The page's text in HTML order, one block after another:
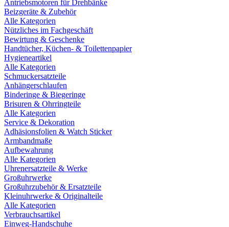
Antriebsmotoren für Drehbänke
Beizgeräte & Zubehör
Alle Kategorien
Nützliches im Fachgeschäft
Bewirtung & Geschenke
Handtücher, Küchen- & Toilettenpapier
Hygieneartikel
Alle Kategorien
Schmuckersatzteile
Anhängerschlaufen
Binderinge & Biegeringe
Brisuren & Ohrringteile
Alle Kategorien
Service & Dekoration
Adhäsionsfolien & Watch Sticker
Armbandmaße
Aufbewahrung
Alle Kategorien
Uhrenersatzteile & Werke
Großuhrwerke
Großuhrzubehör & Ersatzteile
Kleinuhrwerke & Originalteile
Alle Kategorien
Verbrauchsartikel
Einweg-Handschuhe